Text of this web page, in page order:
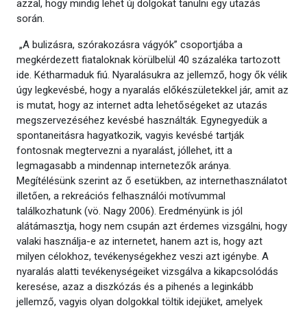
azzal, hogy mindig lehet új dolgokat tanulni egy utazás
során.
„A bulizásra, szórakozásra vágyók” csoportjába a
megkérdezett fiataloknak körülbelül 40 százaléka tartozott
ide. Kétharmaduk fiú. Nyaralásukra az jellemző, hogy ők vélik
úgy legkevésbé, hogy a nyaralás előkészületekkel jár, amit az
is mutat, hogy az internet adta lehetőségeket az utazás
megszervezéséhez kevésbé használták. Egynegyedük a
spontaneitásra hagyatkozik, vagyis kevésbé tartják
fontosnak megtervezni a nyaralást, jóllehet, itt a
legmagasabb a mindennap internetezők aránya.
Megítélésünk szerint az ő esetükben, az internethasználatot
illetően, a rekreációs felhasználói motívummal
találkozhatunk (vö. Nagy 2006). Eredményünk is jól
alátámasztja, hogy nem csupán azt érdemes vizsgálni, hogy
valaki használja-e az internetet, hanem azt is, hogy azt
milyen célokhoz, tevékenységekhez veszi azt igénybe. A
nyaralás alatti tevékenységeiket vizsgálva a kikapcsolódás
keresése, azaz a diszkózás és a pihenés a leginkább
jellemző, vagyis olyan dolgokkal töltik idejüket, amelyek